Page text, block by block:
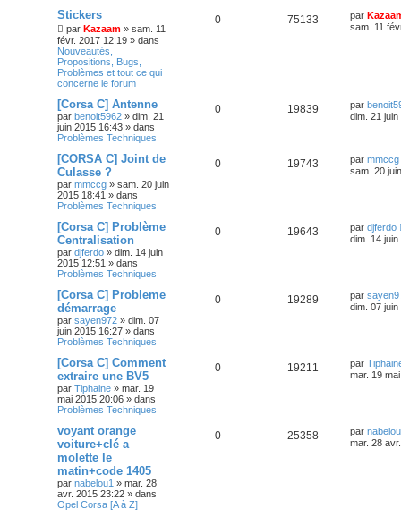
Stickers
par Kazaam » sam. 11
févr. 2017 12:19 » dans
Nouveautés,
Propositions, Bugs,
Problèmes et tout ce qui
concerne le forum
0 75133 par
sam. 11
[Corsa C] Antenne
par benoit5962 » dim. 21
juin 2015 16:43 » dans
Problèmes Techniques
0 19839 par
dim. 21
[CORSA C] Joint de
Culasse ?
par mmccg » sam. 20 juin
2015 18:41 » dans
Problèmes Techniques
0 19743 par mmccg
sam. 20
[Corsa C] Problème
Centralisation
par djferdo » dim. 14 juin
2015 12:51 » dans
Problèmes Techniques
0 19643 par djferdo
dim. 14
[Corsa C] Probleme
démarrage
par sayen972 » dim. 07
juin 2015 16:27 » dans
Problèmes Techniques
0 19289 par
dim. 07
[Corsa C] Comment
extraire une BV5
par Tiphaine » mar. 19
mai 2015 20:06 » dans
Problèmes Techniques
0 19211 par
mar. 19
voyant orange
voiture+clé a
molette le
matin+code 1405
par nabelou1 » mar. 28
avr. 2015 23:22 » dans
Opel Corsa [A à Z]
0 25358 par
mar. 28